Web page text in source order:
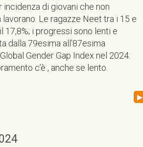
incidenza di giovani che non
lavorano. Le ragazze Neet tra i 15 e
17,8%; i progressi sono lenti e
dalla 79esima all’87esima
Gender Gap Index nel 2024:
c’è , anche se lento.
▸